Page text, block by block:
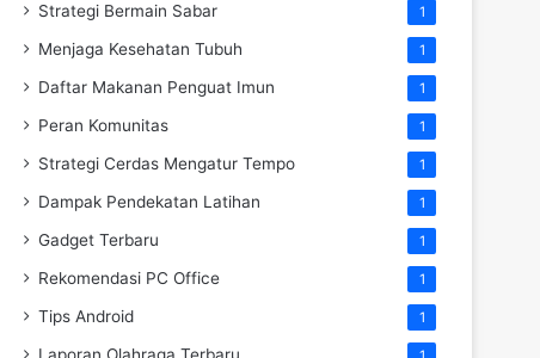
Strategi Bermain Sabar 1
Menjaga Kesehatan Tubuh 1
Daftar Makanan Penguat Imun 1
Peran Komunitas 1
Strategi Cerdas Mengatur Tempo 1
Dampak Pendekatan Latihan 1
Gadget Terbaru 1
Rekomendasi PC Office 1
Tips Android 1